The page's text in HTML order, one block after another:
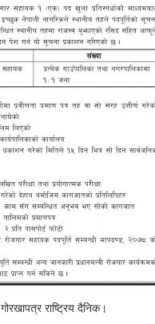
राष्ट्रिय दैनिक।